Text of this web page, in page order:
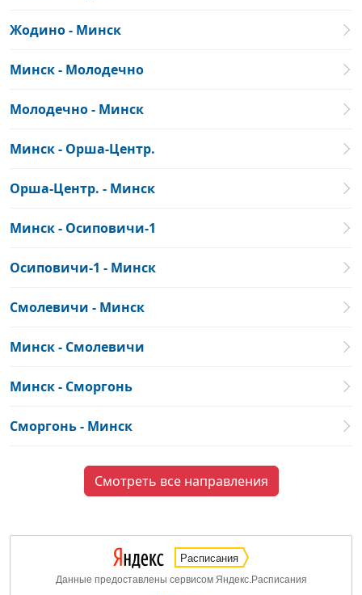
Жодино - Минск
Минск - Молодечно
Молодечно - Минск
Минск - Орша-Центр.
Орша-Центр. - Минск
Минск - Осиповичи-1
Осиповичи-1 - Минск
Смолевичи - Минск
Минск - Смолевичи
Минск - Сморгонь
Сморгонь - Минск
Смотреть все направления
Расписания
Данные предоставлены сервисом Яндекс.Расписания